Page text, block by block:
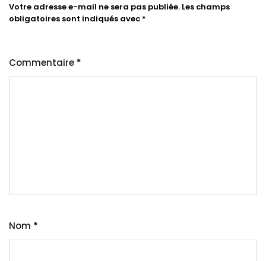
Votre adresse e-mail ne sera pas publiée. Les champs
obligatoires sont indiqués avec *
Commentaire *
Nom *